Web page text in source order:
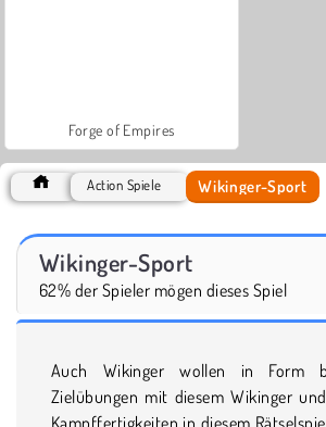
Forge of Empires
Action Spiele Wikinger-Sport
Wikinger-Sport
62% der Spieler mögen dieses Spiel
Auch Wikinger wollen in Form
Zielübungen mit diesem Wikinger
Kampffertigkeiten in diesem